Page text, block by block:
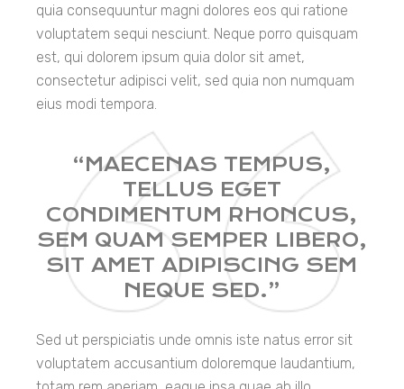
quia consequuntur magni dolores eos qui ratione
voluptatem sequi nesciunt. Neque porro quisquam
est, qui dolorem ipsum quia dolor sit amet,
consectetur adipisci velit, sed quia non numquam
eius modi tempora.
“MAECENAS TEMPUS,
TELLUS EGET
CONDIMENTUM RHONCUS,
SEM QUAM SEMPER LIBERO,
SIT AMET ADIPISCING SEM
NEQUE SED.”
Sed ut perspiciatis unde omnis iste natus error sit
voluptatem accusantium doloremque laudantium,